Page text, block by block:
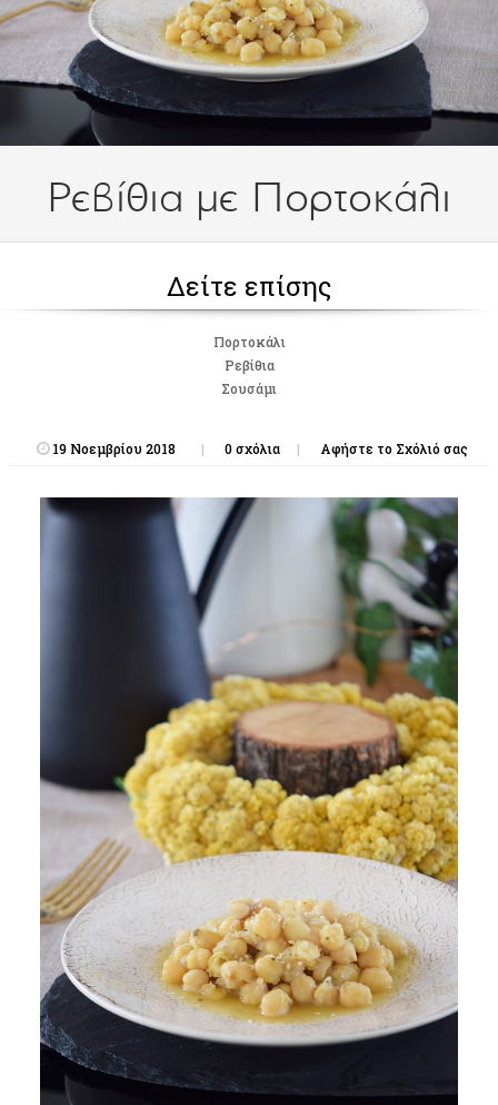
Ρεβίθια με Πορτοκάλι
Δείτε επίσης
Πορτοκάλι
Ρεβίθια
Σουσάμι
19 Νοεμβρίου 2018 0 σχόλια Αφήστε το Σχόλιό σας